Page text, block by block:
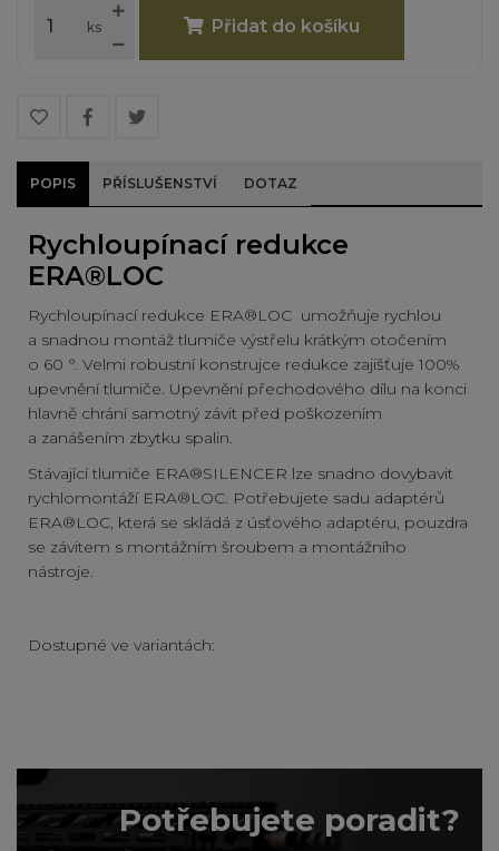
ks Přidat do košíku
POPIS PŘÍSLUŠENSTVÍ DOTAZ
Rychloupínací redukce
ERA®LOC
Rychloupínací redukce ERA®LOC umožňuje rychlou
a snadnou montáž tlumiče výstřelu krátkým otočením
o 60 °. Velmi robustní konstrujce redukce zajišťuje 100%
upevnění tlumiče. Upevnění přechodového dílu na konci
hlavně chrání samotný závit před poškozením
a zanášením zbytku spalin.
Stávající tlumiče ERA®SILENCER lze snadno dovybavit
rychlomontáží ERA®LOC. Potřebujete sadu adaptérů
ERA®LOC, která se skládá z úsťového adaptéru, pouzdra
se závitem s montážním šroubem a montážního
nástroje.
Dostupné ve variantách:
Potřebujete poradit?